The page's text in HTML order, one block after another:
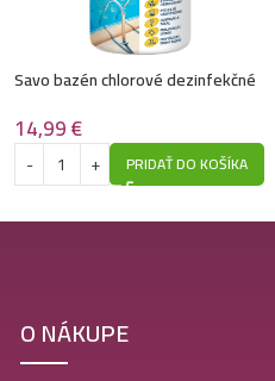
Savo bazén chlorové dezinfekčné
14,99€
PRIDAŤ DO KOŠÍKA
O NÁKUPE